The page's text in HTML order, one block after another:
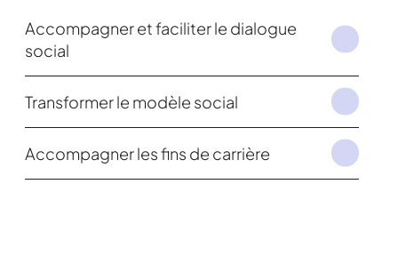
Accompagner et faciliter le dialogue
social
Transformer le modèle social
Accompagner les fins de carrière